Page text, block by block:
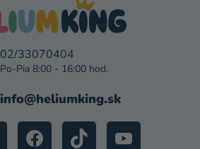
info@heliumking.sk
02/33070404